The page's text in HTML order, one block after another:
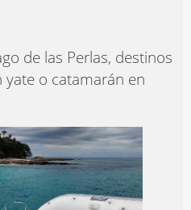
de las Perlas, destinos
o catamarán en